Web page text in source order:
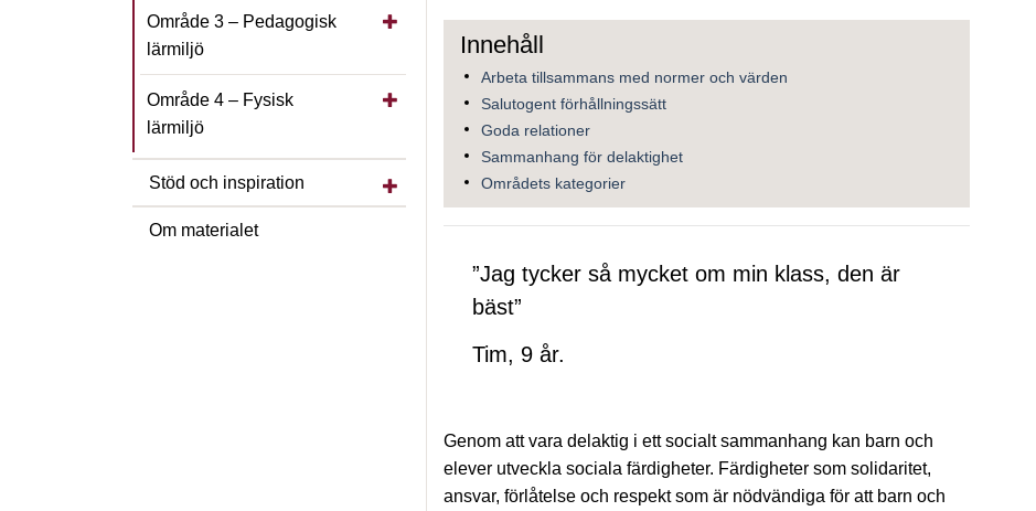
Område 3 – Pedagogisk
lärmiljö
Visa/dölj undersidor till Område 3 – Pedagogisk lärmiljö
Område 4 – Fysisk
lärmiljö
Visa/dölj undersidor till Område 4 – Fysisk lärmiljö
Stöd och inspiration Visa/dölj undersidor till Stöd och inspiration
Om materialet
Arbeta tillsammans med normer och värden
Salutogent förhållningssätt
Goda relationer
Sammanhang för delaktighet
Områdets kategorier
”Jag tycker så mycket om min klass, den är
bäst”
Tim, 9 år.
Genom att vara delaktig i ett socialt sammanhang kan barn och
elever utveckla sociala färdigheter. Färdigheter som solidaritet,
ansvar, förlåtelse och respekt som är nödvändiga för att barn och